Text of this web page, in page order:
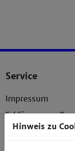
Service
Impressum
Erklärung zur
Hinweis zu